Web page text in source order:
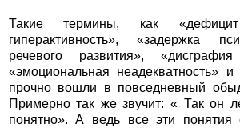
Такие термины, как
гиперактивность», «задержка
речевого развития»,
«эмоциональная неадекватность» и
прочно вошли в повседневный
Примерно так же звучит: « Так он
понятно». А ведь все эти понятия